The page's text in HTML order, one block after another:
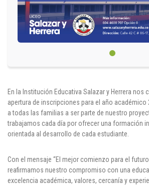
En la Institución Educativa Salazar y Herrera nos
apertura de inscripciones para el año académico
a todas las familias a ser parte de nuestro
trabajamos cada día por ofrecer una formación
orientada al desarrollo de cada estudiante.
Con el mensaje “El mejor comienzo para el
reafirmamos nuestro compromiso con una
excelencia académica, valores, cercanía y
Egresados
Pagos
Comunícate
Línea de Atención
+574 460 07 07
Medellín - Colombia -